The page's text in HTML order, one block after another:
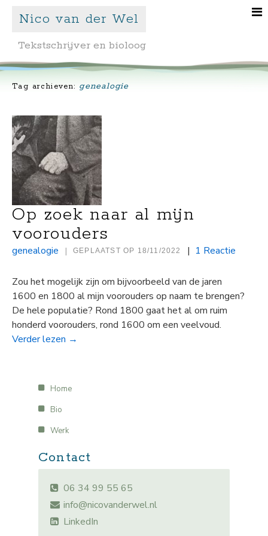
Nico van der Wel
Tekstschrijver en bioloog
Tag archieven: genealogie
Op zoek naar al mijn
voorouders
genealogie | | 1 Reactie
GEPLAATST OP 18/11/2022
Zou het mogelijk zijn om bijvoorbeeld van de jaren
1600 en 1800 al mijn voorouders op naam te brengen?
De hele populatie? Rond 1800 gaat het al om ruim
honderd voorouders, rond 1600 om een veelvoud.
Verder lezen →
Home
Bio
Werk
Contact
06 34 99 55 65
info@nicovanderwel.nl
LinkedIn